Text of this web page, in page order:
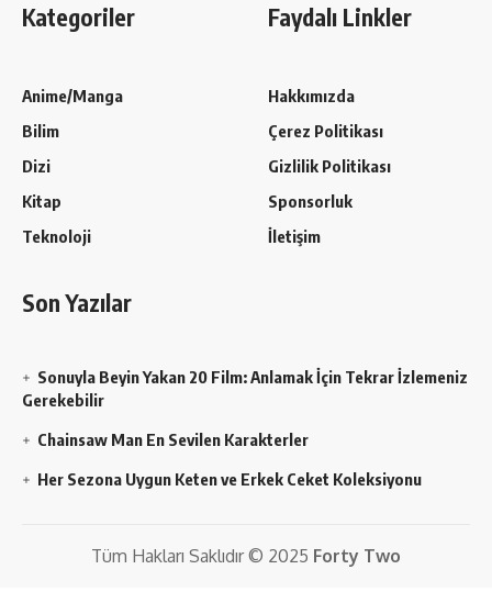
Kategoriler
Anime/Manga
Bilim
Dizi
Kitap
Teknoloji
Faydalı Linkler
Hakkımızda
Çerez Politikası
Gizlilik Politikası
Sponsorluk
İletişim
Son Yazılar
Sonuyla Beyin Yakan 20 Film: Anlamak İçin Tekrar İzlemeniz
Gerekebilir
Chainsaw Man En Sevilen Karakterler
Her Sezona Uygun Keten ve Erkek Ceket Koleksiyonu
Tüm Hakları Saklıdır © 2025 Forty Two